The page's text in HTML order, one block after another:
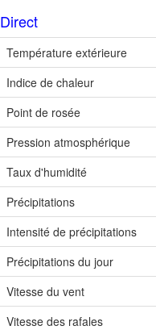
Direct
Température extérieure
Indice de chaleur
Point de rosée
Pression atmosphérique
Taux d'humidité
Précipitations
Intensité de précipitations
Précipitations du jour
Vitesse du vent
Vitesse des rafales